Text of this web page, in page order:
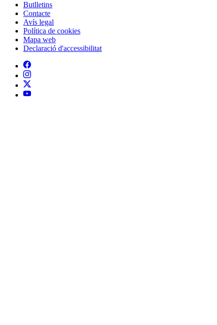
Peu
Butlletins
Contacte
Avís legal
Política de cookies
Mapa web
Declaració d'accessibilitat